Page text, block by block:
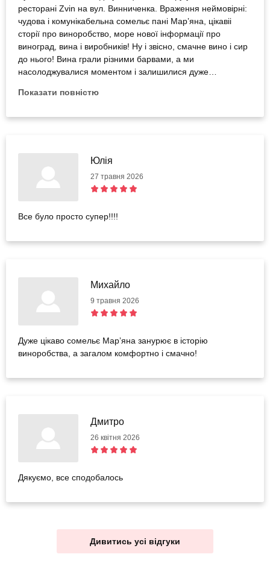
ресторані Zvin на вул. Винниченка. Враження неймовірні:
чудова і комунікабельна сомельє пані Марʼяна, цікавіі
сторії про виноробство, море нової інформації про
виноград, вина і виробників! Ну і звісно, смачне вино і сир
до нього! Вина грали різними барвами, а ми
насолоджувалися моментом і залишилися дуже
подарунок: враження - це саме те, що залишається у
Показати повністю
Юлія
27 травня 2026
Все було просто супер!!!!
Михайло
9 травня 2026
Дуже цікаво сомельє Марʼяна занурює в історію
виноробства, а загалом комфортно і смачно!
Дмитро
26 квітня 2026
Дякуємо, все сподобалось
Дивитись усі відгуки